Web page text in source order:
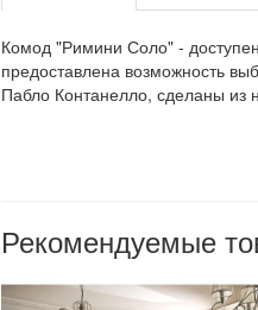
Комод "Римини Соло" -
предоставлена возможность
Пабло Контанелло, сделаны из
Рекомендуемые